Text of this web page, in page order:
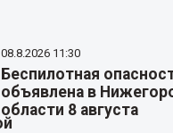
08.8.2026 11:30
Беспилотная
объявлена в
области 8 августа